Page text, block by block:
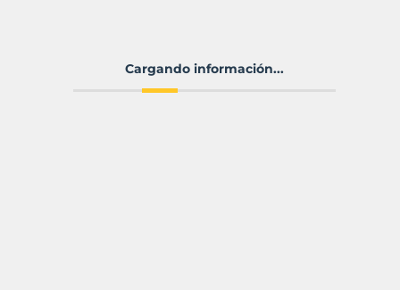
Cargando información...